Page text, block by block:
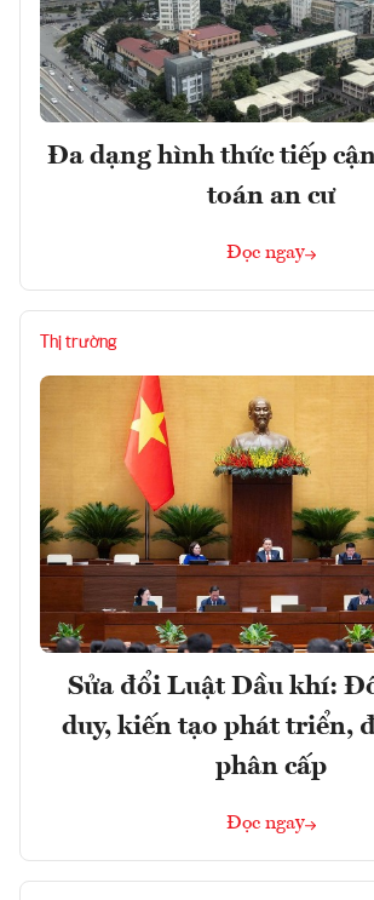
Đa dạng hình thức tiếp
toán an cư
Đọc ngay
Thị trường
Sửa đổi Luật Dầu khí:
duy, kiến tạo phát triển,
phân cấp
Đọc ngay